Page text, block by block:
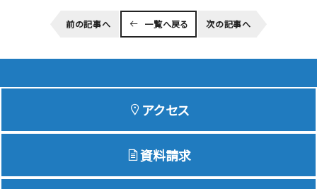
Course コース紹介
School Life 学校生活
前の記事へ 一覧へ戻る 次の記事へ
アクセス
資料請求